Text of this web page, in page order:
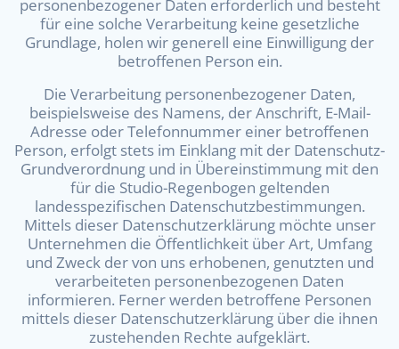
personenbezogener Daten erforderlich und besteht
für eine solche Verarbeitung keine gesetzliche
Grundlage, holen wir generell eine Einwilligung der
betroffenen Person ein.
Die Verarbeitung personenbezogener Daten,
beispielsweise des Namens, der Anschrift, E-Mail-
Adresse oder Telefonnummer einer betroffenen
Person, erfolgt stets im Einklang mit der Datenschutz-
Grundverordnung und in Übereinstimmung mit den
für die Studio-Regenbogen geltenden
landesspezifischen Datenschutzbestimmungen.
Mittels dieser Datenschutzerklärung möchte unser
Unternehmen die Öffentlichkeit über Art, Umfang
und Zweck der von uns erhobenen, genutzten und
verarbeiteten personenbezogenen Daten
informieren. Ferner werden betroffene Personen
mittels dieser Datenschutzerklärung über die ihnen
zustehenden Rechte aufgeklärt.